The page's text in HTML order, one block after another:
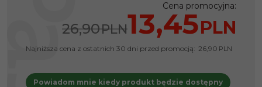
Cena promocyjna:
26,90PLN13,45PLN
Najniższa cena z ostatnich 30 dni przed promocją: 26,90 PLN
Powiadom mnie kiedy produkt będzie dostępny